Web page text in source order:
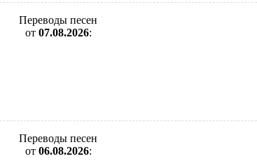
Переводы песен
от 07.08.2026:
Переводы песен
от 06.08.2026: